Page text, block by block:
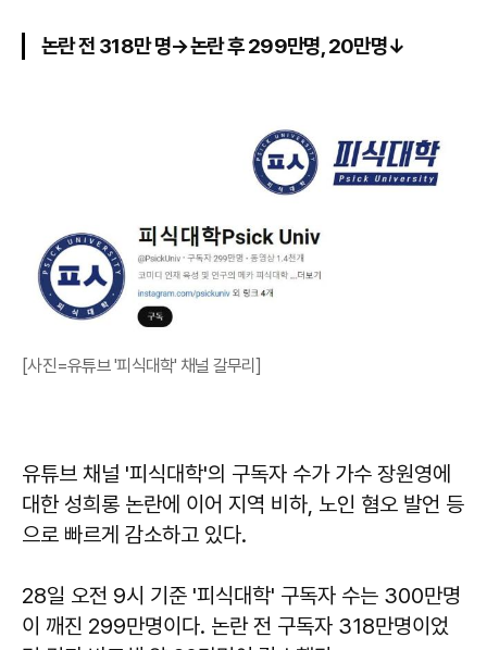
논란 전 318만 명→논란 후 299만명, 20만명↓
[사진=유튜브 '피식대학' 채널 갈무리]
유튜브 채널 '피식대학'의 구독자 수가 가수 장원영에
대한 성희롱 논란에 이어 지역 비하, 노인 혐오 발언 등
으로 빠르게 감소하고 있다.
28일 오전 9시 기준 '피식대학' 구독자 수는 300만명
이 깨진 299만명이다. 논란 전 구독자 318만명이었